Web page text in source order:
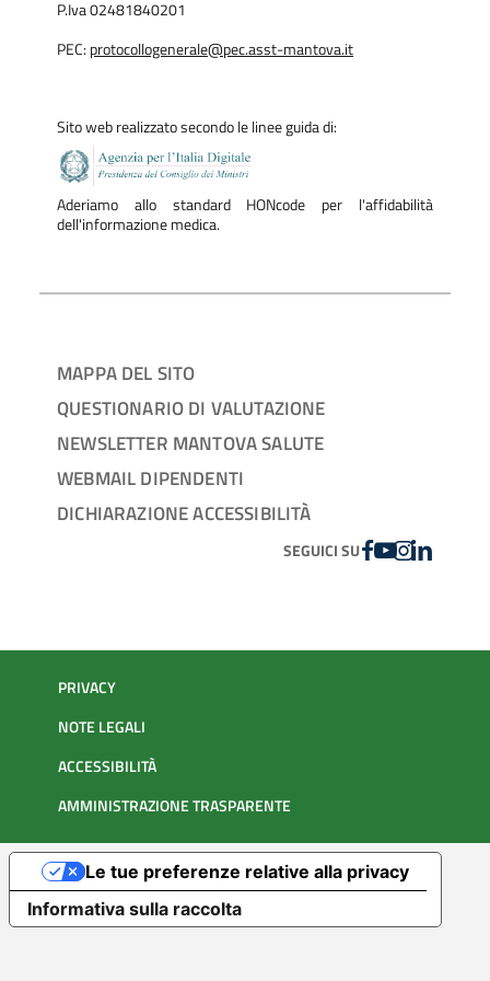
Altri importanti processi dell'URP sono il sostegno ai reparti
materiale informativo dell'Azienda Socio Sanitaria
Territoriale di Mantova.
P.Iva 02481840201
PEC: protocollogenerale@pec.asst-mantova.it
Sito web realizzato secondo le linee guida di:
Aderiamo allo standard HONcode per l'affidabilità
dell'informazione medica.
MAPPA DEL SITO
QUESTIONARIO DI VALUTAZIONE
NEWSLETTER MANTOVA SALUTE
WEBMAIL DIPENDENTI
DICHIARAZIONE ACCESSIBILITÀ
SEGUICI SUFACEBOOK
YOUTUBE
INSTAGRAM
LINKEDIN
PRIVACY
NOTE LEGALI
ACCESSIBILITÀ
AMMINISTRAZIONE TRASPARENTE
Informativa sulla raccolta
Le tue preferenze relative alla privacy